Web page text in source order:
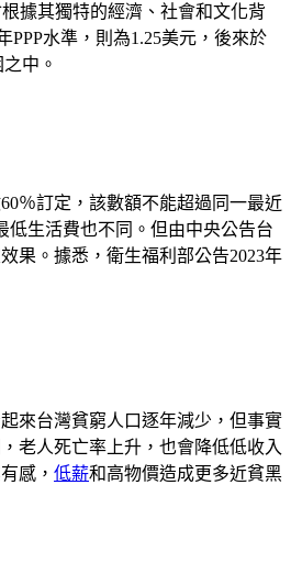
據其獨特的經濟、社會和文化背
水準，則為1.25美元，後來於
中。
％訂定，該數額不能超過同一最近
低生活費也不同。但由中央公告台
果。據悉，衛生福利部公告2023年
來台灣貧窮人口逐年減少，但事實
老人死亡率上升，也會降低低收入
感， 低薪和高物價造成更多近貧黑